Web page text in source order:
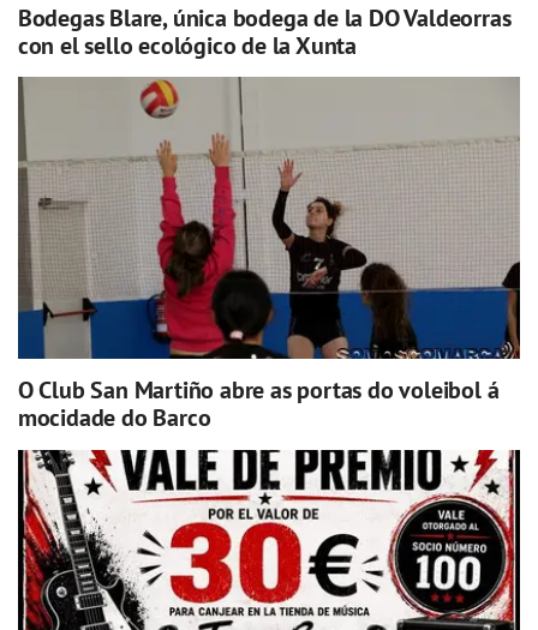
Bodegas Blare, única bodega de la DO Valdeorras
con el sello ecológico de la Xunta
O Club San Martiño abre as portas do voleibol á
mocidade do Barco